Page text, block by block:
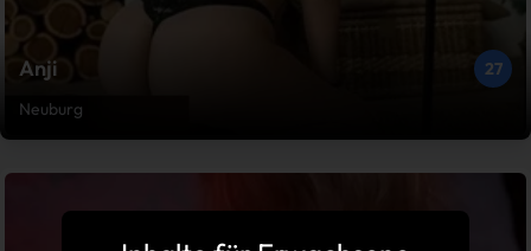
Anji
27
Neuburg